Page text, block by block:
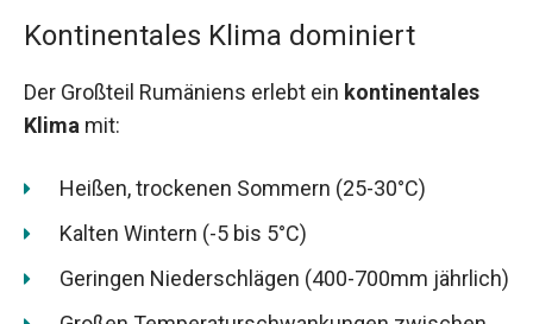
Kontinentales Klima dominiert
Der Großteil Rumäniens erlebt ein kontinentales
Klima mit:
Heißen, trockenen Sommern (25-30°C)
Kalten Wintern (-5 bis 5°C)
Geringen Niederschlägen (400-700mm jährlich)